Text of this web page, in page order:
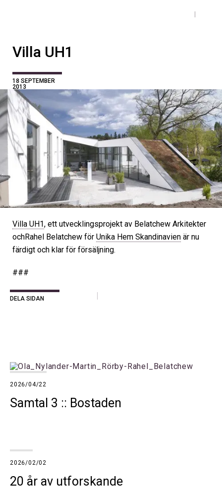
Villa UH1
18 SEPTEMBER
2013
Villa UH1, ett utvecklingsprojekt av Belatchew Arkitekter
ochRahel Belatchew för Unika Hem Skandinavien är nu
färdigt och klar för försäljning.
###
DELA SIDAN
2026/04/22
Samtal 3 :: Bostaden
2026/02/02
20 år av utforskande